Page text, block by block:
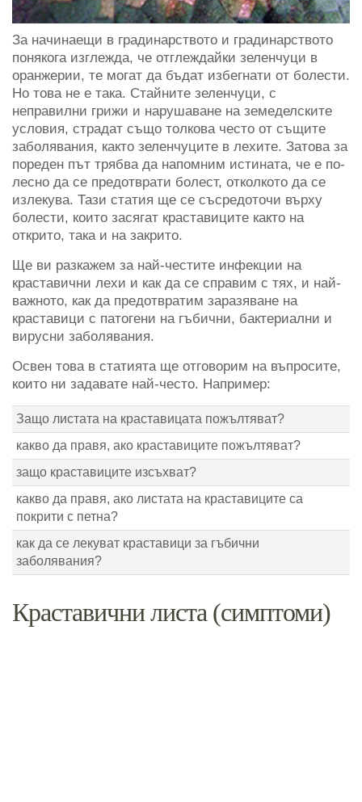
За начинаещи в градинарството и градинарството
понякога изглежда, че отглеждайки зеленчуци в
оранжерии, те могат да бъдат избегнати от болести.
Но това не е така. Стайните зеленчуци, с
неправилни грижи и нарушаване на земеделските
условия, страдат също толкова често от същите
заболявания, както зеленчуците в лехите. Затова за
пореден път трябва да напомним истината, че е по-
лесно да се предотврати болест, отколкото да се
излекува. Тази статия ще се съсредоточи върху
болести, които засягат краставиците както на
открито, така и на закрито.
Ще ви разкажем за най-честите инфекции на
краставични лехи и как да се справим с тях, и най-
важното, как да предотвратим заразяване на
краставици с патогени на гъбични, бактериални и
вирусни заболявания.
Освен това в статията ще отговорим на въпросите,
които ни задавате най-често. Например:
Защо листата на краставицата пожълтяват?
какво да правя, ако краставиците пожълтяват?
защо краставиците изсъхват?
какво да правя, ако листата на краставиците са
покрити с петна?
как да се лекуват краставици за гъбични
заболявания?
Краставични листа (симптоми)